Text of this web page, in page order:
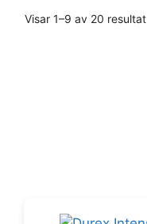
Visar 1–9 av 20 resultat